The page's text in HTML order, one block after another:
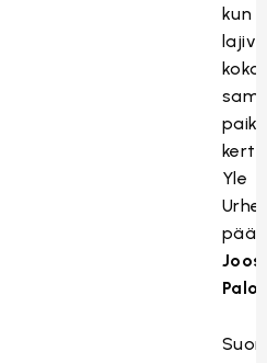
kun
Yle
Joose